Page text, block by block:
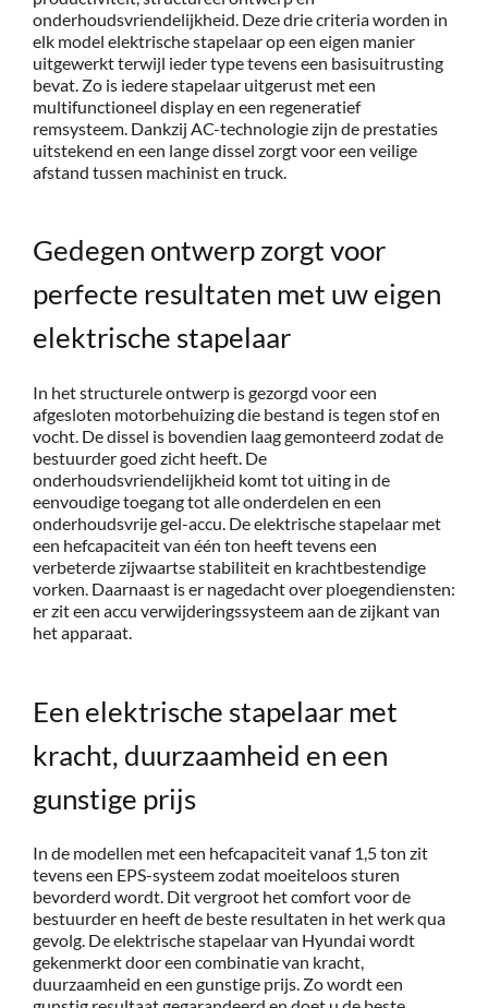
onderhoudsvriendelijkheid. Deze drie criteria worden in
elk model elektrische stapelaar op een eigen manier
uitgewerkt terwijl ieder type tevens een basisuitrusting
bevat. Zo is iedere stapelaar uitgerust met een
multifunctioneel display en een regeneratief
remsysteem. Dankzij AC-technologie zijn de prestaties
uitstekend en een lange dissel zorgt voor een veilige
afstand tussen machinist en truck.
Gedegen ontwerp zorgt voor
perfecte resultaten met uw eigen
elektrische stapelaar
In het structurele ontwerp is gezorgd voor een
afgesloten motorbehuizing die bestand is tegen stof en
vocht. De dissel is bovendien laag gemonteerd zodat de
bestuurder goed zicht heeft. De
onderhoudsvriendelijkheid komt tot uiting in de
eenvoudige toegang tot alle onderdelen en een
onderhoudsvrije gel-accu. De elektrische stapelaar met
een hefcapaciteit van één ton heeft tevens een
verbeterde zijwaartse stabiliteit en krachtbestendige
vorken. Daarnaast is er nagedacht over ploegendiensten:
er zit een accu verwijderingssysteem aan de zijkant van
het apparaat.
Een elektrische stapelaar met
kracht, duurzaamheid en een
gunstige prijs
In de modellen met een hefcapaciteit vanaf 1,5 ton zit
tevens een EPS-systeem zodat moeiteloos sturen
bevorderd wordt. Dit vergroot het comfort voor de
bestuurder en heeft de beste resultaten in het werk qua
gevolg. De elektrische stapelaar van Hyundai wordt
gekenmerkt door een combinatie van kracht,
duurzaamheid en een gunstige prijs. Zo wordt een